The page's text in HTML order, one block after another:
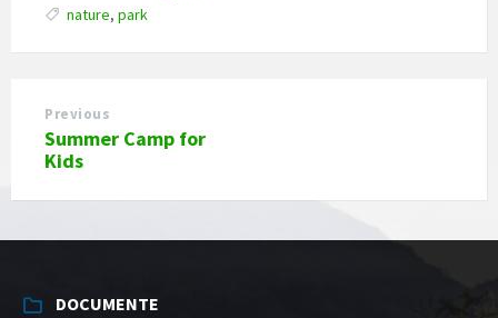
nature, park
Previous
Summer Camp for
Kids
DOCUMENTE